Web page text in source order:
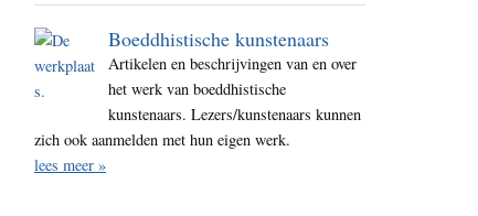
Boeddhistische kunstenaars
Artikelen en beschrijvingen van en over
het werk van boeddhistische
kunstenaars. Lezers/kunstenaars kunnen
zich ook aanmelden met hun eigen werk.
lees meer »